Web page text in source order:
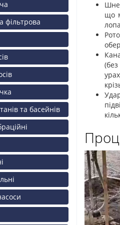
фільтрова
та басейнів
що